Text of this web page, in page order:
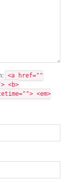
<a href=""
<b>
<em>